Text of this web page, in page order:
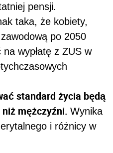
pensji.
taka, że kobiety,
po 2050
wypłatę z ZUS w
standard życia będą
niż mężczyźni. Wynika
i różnicy w